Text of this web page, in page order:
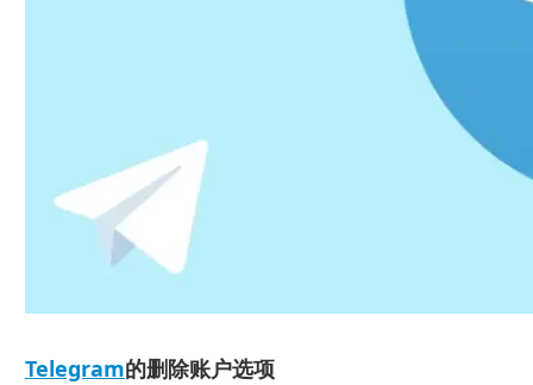
Telegram的删除账户选项